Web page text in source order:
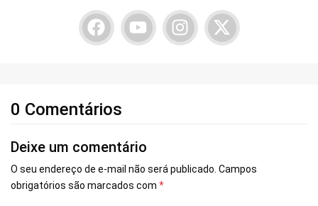
0 Comentários
Deixe um comentário
O seu endereço de e-mail não será publicado. Campos
obrigatórios são marcados com *